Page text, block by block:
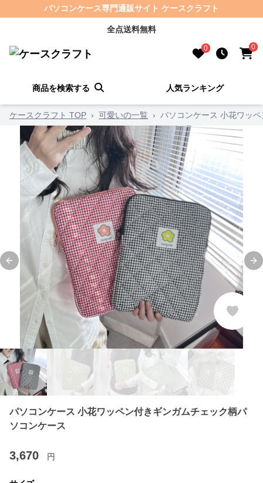
パソコンケース専門通販サイト ケースクラフト
全点送料無料
0 0
商品を検索する 人気ランキング
ケースクラフト TOP › 可愛いの一覧 › パソコンケース 小花ワッ
Previous slide
パソコンケース 小花ワッペン付きギンガムチェック柄パ
ソコンケース
3,670 円